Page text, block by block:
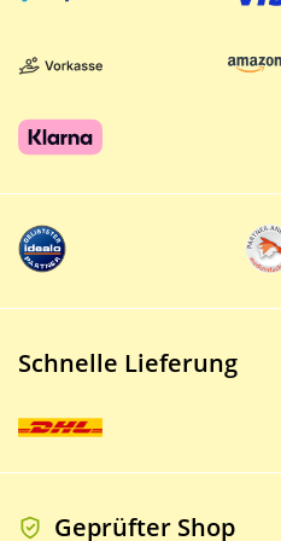
Schnelle Lieferung
Geprüfter Shop